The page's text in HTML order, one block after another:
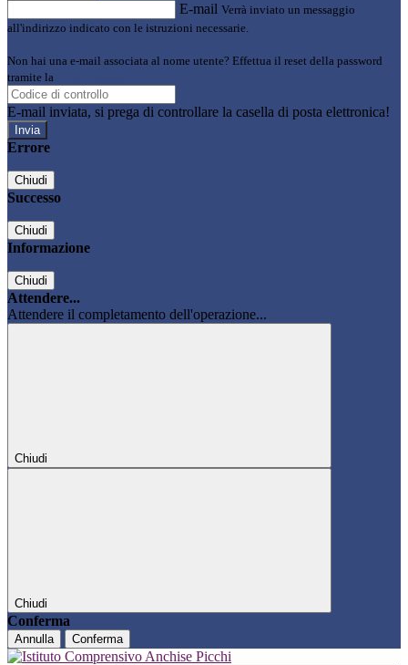
E-mail Verrà inviato un messaggio
all'indirizzo indicato con le istruzioni necessarie.
Non hai una e-mail associata al nome utente? Effettua il reset della password
tramite la
E-mail inviata, si prega di controllare la casella di posta elettronica!
Errore
Chiudi
Successo
Chiudi
Informazione
Chiudi
Attendere...
Attendere il completamento dell'operazione...
Chiudi
Chiudi
Conferma
Annulla Conferma